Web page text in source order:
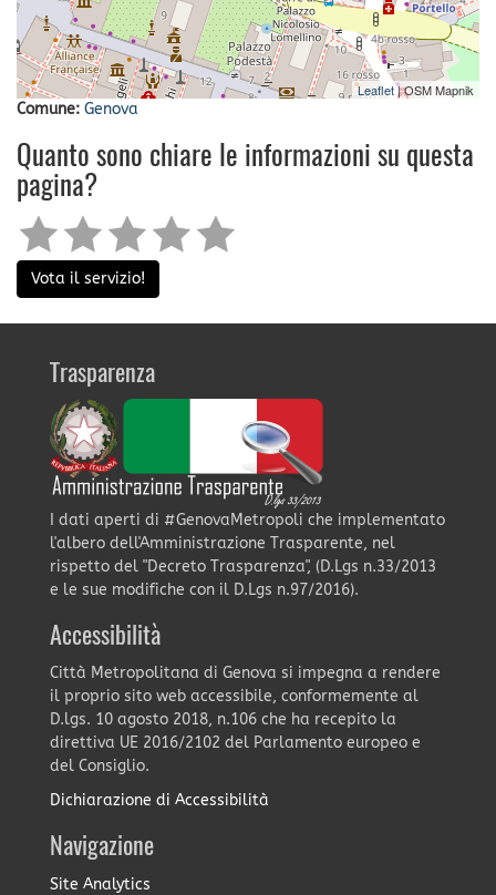
Leaflet| OSM Mapnik
Comune: Genova
Quanto sono chiare le informazioni su questa
pagina?
Vota il servizio!
Trasparenza
I dati aperti di #GenovaMetropoli che implementato
l'albero dell'Amministrazione Trasparente, nel
rispetto del "Decreto Trasparenza", (D.Lgs n.33/2013
e le sue modifiche con il D.Lgs n.97/2016).
Accessibilità
Città Metropolitana di Genova si impegna a rendere
il proprio sito web accessibile, conformemente al
D.lgs. 10 agosto 2018, n.106 che ha recepito la
direttiva UE 2016/2102 del Parlamento europeo e
del Consiglio.
Dichiarazione di Accessibilità
Navigazione
Site Analytics